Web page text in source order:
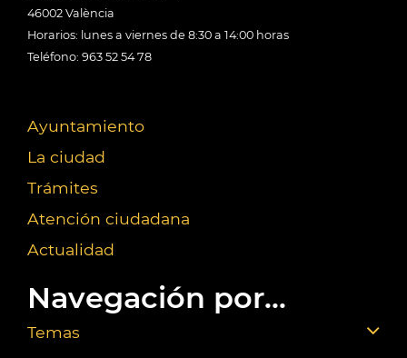
46002 València
Horarios: lunes a viernes de 8:30 a 14:00 horas
Teléfono: 963 52 54 78
Ayuntamiento
La ciudad
Trámites
Atención ciudadana
Actualidad
Navegación por...
Temas